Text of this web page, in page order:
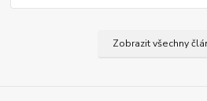
Zobrazit všechny